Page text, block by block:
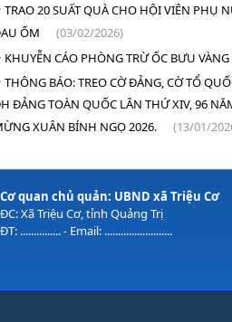
TRAO 20 SUẤT QUÀ CHO HỘI VIÊN PHỤ
ỐM
(03/02/2026)
KHUYỄN CÁO PHÒNG TRỪ ỐC BƯU VÀNG
THÔNG BÁO: TREO CỜ ĐẢNG, CỜ TỔ
ĐẢNG TOÀN QUỐC LÂN THỨ XIV, 96
XUÂN BÍNH NGỌ 2026.
(13/01/
Cơ quan chủ quản: UBND xã Triệu Cơ
ĐC: Xã Triệu Cơ, tỉnh Quảng Trị
ĐT: ............... - Email: .........................